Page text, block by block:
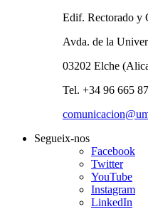
Edif. Rectorado y
Avda. de la
03202 Elche
Tel. +34 96 665
Segueix-nos
Facebook
Twitter
YouTube
Instagram
LinkedIn